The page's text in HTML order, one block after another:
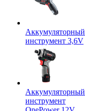
Аккумуляторный
инструмент 3,6V
Аккумуляторный
инструмент